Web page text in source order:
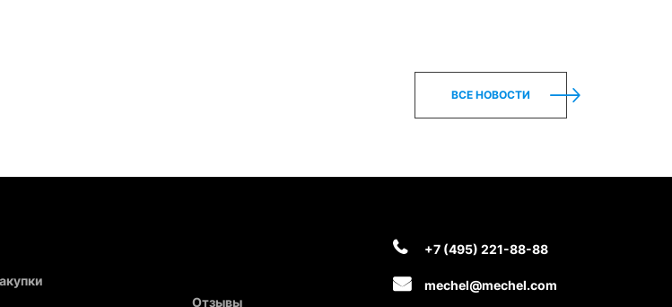
ВСЕ НОВОСТИ
Отзывы
+7 (495) 221-88-88
mechel@mechel.com